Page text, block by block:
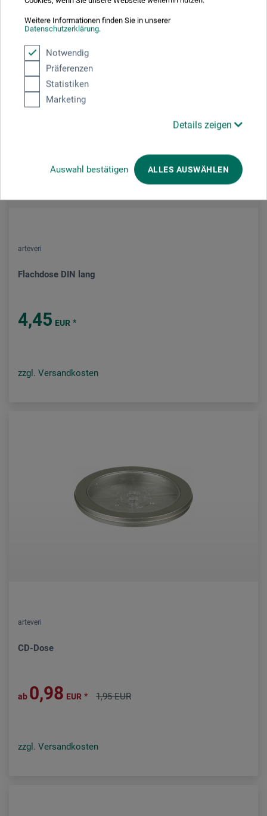
Weitere Informationen finden Sie in unserer
Datenschutzerklärung.
Notwendig
Präferenzen
Statistiken
Marketing
Details zeigen
Auswahl bestätigen ALLES AUSWÄHLEN
arteveri
Flachdose DIN lang
4,45 EUR *
zzgl. Versandkosten
arteveri
CD-Dose
ab 0,98 EUR * 1,95 EUR
zzgl. Versandkosten